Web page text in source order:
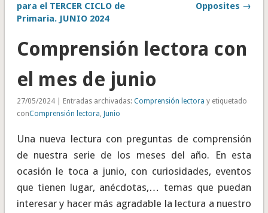
para el TERCER CICLO de
Primaria. JUNIO 2024
Opposites →
Comprensión lectora con
el mes de junio
27/05/2024 | Entradas archivadas: Comprensión lectora y etiquetado
conComprensión lectora, Junio
Una nueva lectura con preguntas de comprensión
de nuestra serie de los meses del año. En esta
ocasión le toca a junio, con curiosidades, eventos
que tienen lugar, anécdotas,… temas que puedan
interesar y hacer más agradable la lectura a nuestro